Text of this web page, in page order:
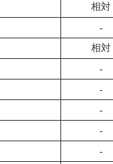
相対
‐
相対
‐
‐
‐
‐
‐